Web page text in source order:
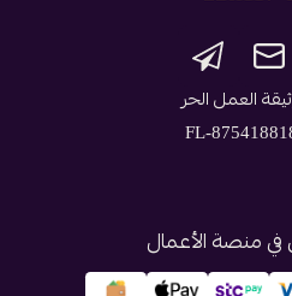
العمل الحر
FL-
منصة الأعمال